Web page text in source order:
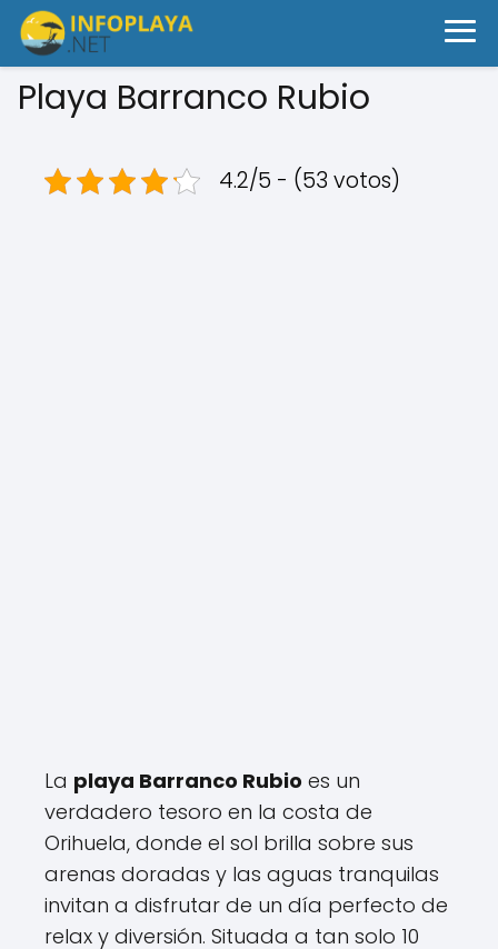
Playa Barranco Rubio
4.2/5 - (53 votos)
La playa Barranco Rubio es un
verdadero tesoro en la costa de
Orihuela, donde el sol brilla sobre sus
arenas doradas y las aguas tranquilas
invitan a disfrutar de un día perfecto de
relax y diversión. Situada a tan solo 10